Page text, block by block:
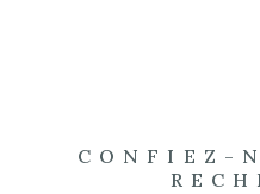
Quercy Blanc, cette
raffinement. Son parking
CONFIEZ-